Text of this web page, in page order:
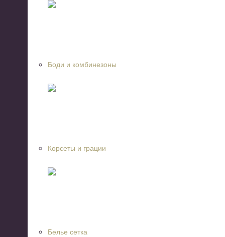
Боди и комбинезоны
Корсеты и грации
Белье сетка